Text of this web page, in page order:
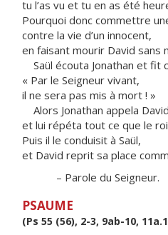
tu l’as vu et tu en as été
Pourquoi donc commettre
contre la vie d’un innocent,
en faisant mourir David sans
Saül écouta Jonathan et fit
« Par le Seigneur vivant,
il ne sera pas mis à mort ! »
Alors Jonathan appela David
et lui répéta tout ce que le
Puis il le conduisit à Saül,
et David reprit sa place
– Parole du Seigneur.
PSAUME
(Ps 55 (56), 2-3, 9ab-10,